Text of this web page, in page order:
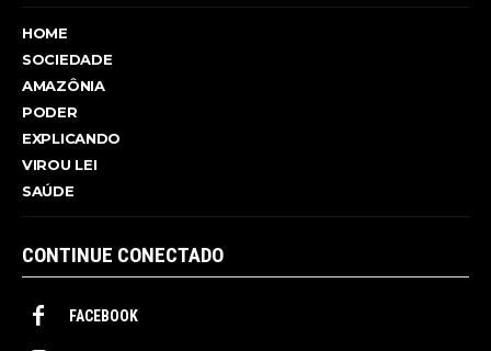
HOME
SOCIEDADE
AMAZÔNIA
PODER
EXPLICANDO
VIROU LEI
SAÚDE
CONTINUE CONECTADO
FACEBOOK